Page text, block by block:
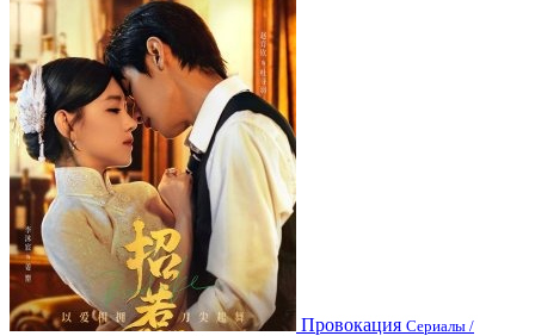
Провокация Сериалы /